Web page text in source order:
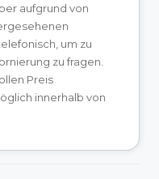
aufgrund von
um zu
zu fragen.
Preis
innerhalb von